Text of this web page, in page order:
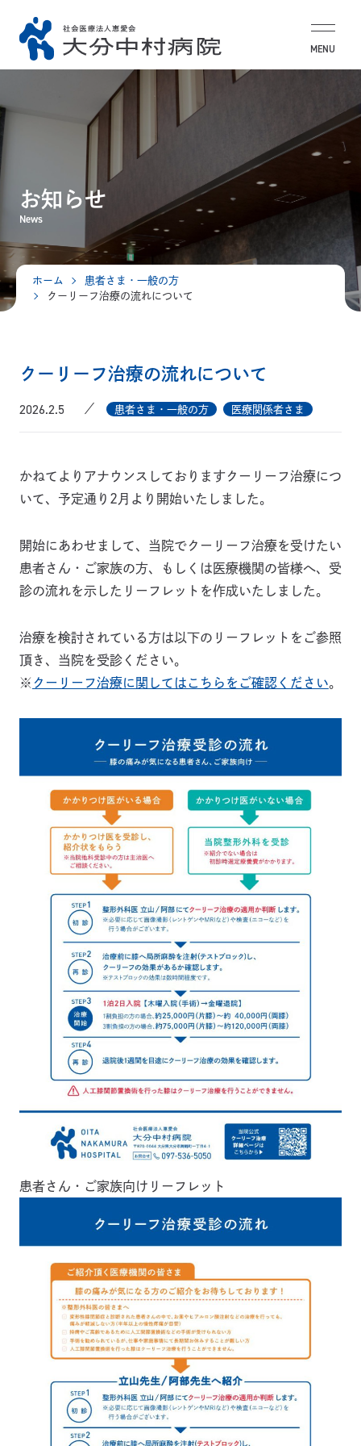
MENU
お知らせ
News
ホーム
患者さま・一般の方
クーリーフ治療の流れについて
クーリーフ治療の流れについて
2026.2.5 患者さま・一般の方 医療関係者さま
かねてよりアナウンスしておりますクーリーフ治療につ
いて、予定通り2月より開始いたしました。
開始にあわせまして、当院でクーリーフ治療を受けたい
患者さん・ご家族の方、もしくは医療機関の皆様へ、受
診の流れを示したリーフレットを作成いたしました。
治療を検討されている方は以下のリーフレットをご参照
頂き、当院を受診ください。
※ クーリーフ治療に関してはこちらをご確認ください。
患者さん・ご家族向けリーフレット